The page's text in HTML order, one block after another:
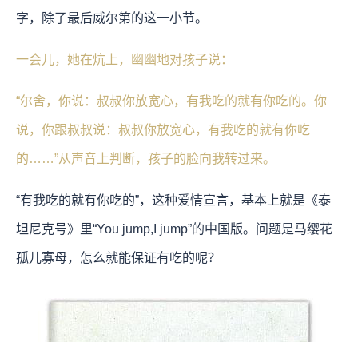
字，除了最后威尔第的这一小节。
一会儿，她在炕上，幽幽地对孩子说：
“尔舍，你说：叔叔你放宽心，有我吃的就有你吃的。你
说，你跟叔叔说：叔叔你放宽心，有我吃的就有你吃
的……”从声音上判断，孩子的脸向我转过来。
“有我吃的就有你吃的”，这种爱情宣言，基本上就是《泰
坦尼克号》里“You jump,I jump”的中国版。问题是马缨花
孤儿寡母，怎么就能保证有吃的呢？